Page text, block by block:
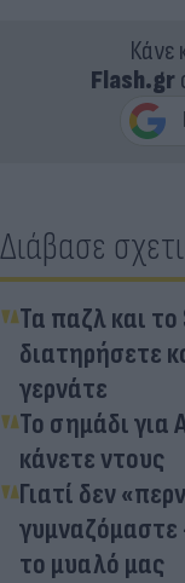
Κάνε
Flash.gr
Διάβασε
Τα παζλ και
διατηρήσετε
γερνάτε
Το σημάδι για
κάνετε ντους
Γιατί δεν
γυμναζόμαστε
το μυαλό μας